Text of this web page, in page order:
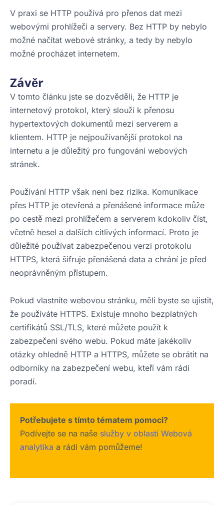
V praxi se HTTP používá pro přenos dat mezi
webovými prohlížeči a servery. Bez HTTP by nebylo
možné načítat webové stránky, a tedy by nebylo
možné procházet internetem.
Závěr
V tomto článku jste se dozvěděli, že HTTP je
internetový protokol, který slouží k přenosu
hypertextových dokumentů mezi serverem a
klientem. HTTP je nejpoužívanější protokol na
internetu a je důležitý pro fungování webových
stránek.
Používání HTTP však není bez rizika. Komunikace
přes HTTP je otevřená a přenášené informace může
po cestě mezi prohlížečem a serverem kdokoliv číst,
včetně hesel a dalších citlivých informací. Proto je
důležité používat zabezpečenou verzi protokolu
HTTPS, která šifruje přenášená data a chrání je před
neoprávněným přístupem.
Pokud vlastníte webovou stránku, měli byste se ujistit,
že používáte HTTPS. Existuje mnoho bezplatných
certifikátů SSL/TLS, které můžete použít k
zabezpečení svého webu. Pokud máte jakékoliv
otázky ohledně HTTP a HTTPS, můžete se obrátit na
odborníky na zabezpečení webu, kteří vám rádi
poradí.
Potřebujete s tímto tématem pomoci?
Podívejte se na naše služby v oblasti Webová
analytika a rádi vám pomůžeme!